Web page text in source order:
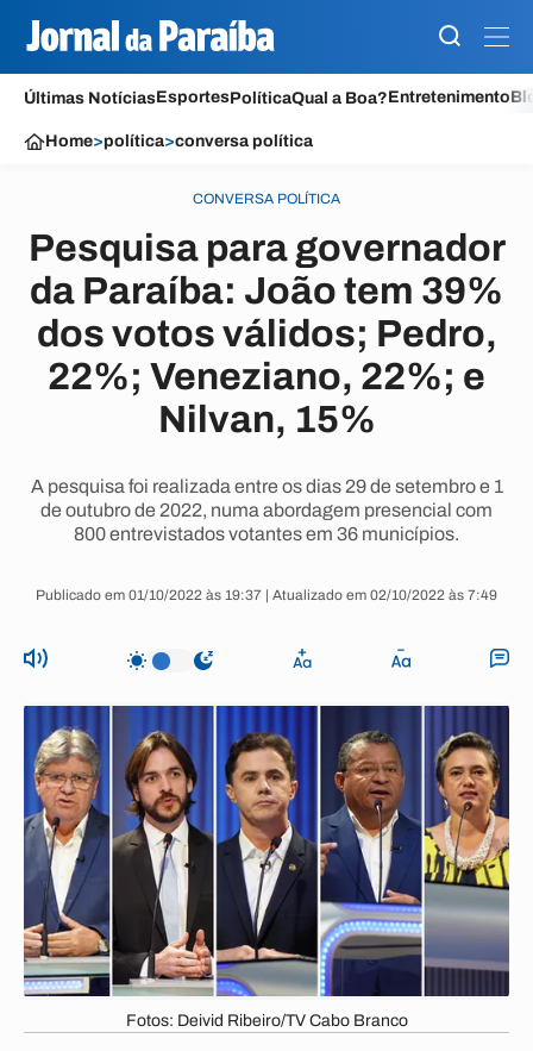
Últimas NotíciasEsportesPolíticaQual a Boa?Entretenimento
Home>política>conversa política
CONVERSA POLÍTICA
Pesquisa para governador
da Paraíba: João tem 39%
dos votos válidos; Pedro,
22%; Veneziano, 22%; e
Nilvan, 15%
A pesquisa foi realizada entre os dias 29 de setembro e 1
de outubro de 2022, numa abordagem presencial com
800 entrevistados votantes em 36 municípios.
Publicado em 01/10/2022 às 19:37 | Atualizado em 02/10/2022 às 7:49
Fotos: Deivid Ribeiro/TV Cabo Branco